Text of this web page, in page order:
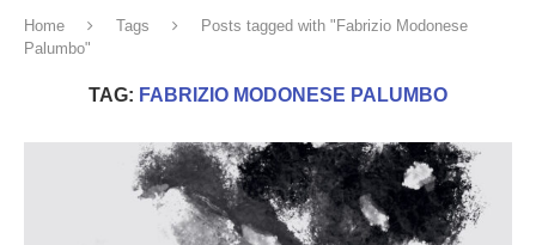
Home Tags
Posts tagged with "Fabrizio Modonese
Palumbo"
TAG: FABRIZIO MODONESE PALUMBO